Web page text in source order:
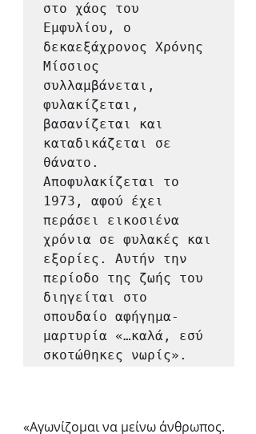
στο χάος του
Εμφυλίου, ο
δεκαεξάχρονος Χρόνης
Μίσσιος
συλλαμβάνεται,
φυλακίζεται,
βασανίζεται και
καταδικάζεται σε
θάνατο.
Αποφυλακίζεται το
1973, αφού έχει
περάσει εικοσιένα
χρόνια σε φυλακές και
εξορίες. Αυτήν την
περίοδο της ζωής του
διηγείται στο
σπουδαίο αφήγημα-
μαρτυρία «…καλά, εσύ
σκοτώθηκες νωρίς».
«Αγωνίζομαι να μείνω άνθρωπος.